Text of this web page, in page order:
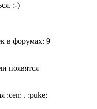
:-)
появятся
:cen: . :puke: